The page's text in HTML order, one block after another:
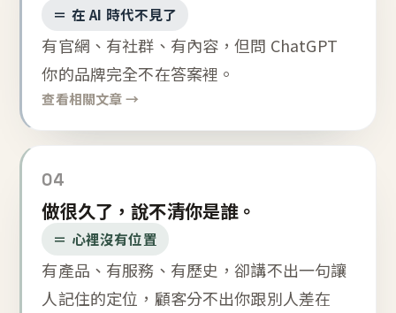
＝ 在 AI 時代不見了
有官網、有社群、有內容，但問 ChatGPT
你的品牌完全不在答案裡。
查看相關文章 →
04
做很久了，說不清你是誰。
＝ 心裡沒有位置
有產品、有服務、有歷史，卻講不出一句讓
人記住的定位，顧客分不出你跟別人差在